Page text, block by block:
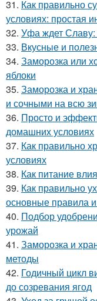
31. Как правильно
условиях: простая
32. Уфа ждет
33. Вкусные и
34. Заморозка или
яблоки
35. Заморозка и
и сочными на всю
36. Просто и
домашних условиях
37. Как правильно
условиях
38. Как питание
39. Как правильно
основные правила
40. Подбор
урожай
41. Заморозка и
методы
42. Годичный цикл
до созревания ягод